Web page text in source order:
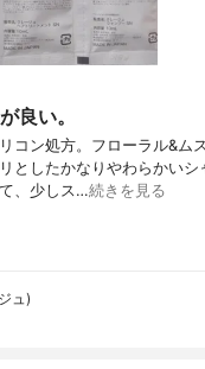
良い。
コン処方。フローラル&ム
としたかなりやわらかいシ
、少しス…続きを見る
ュ)